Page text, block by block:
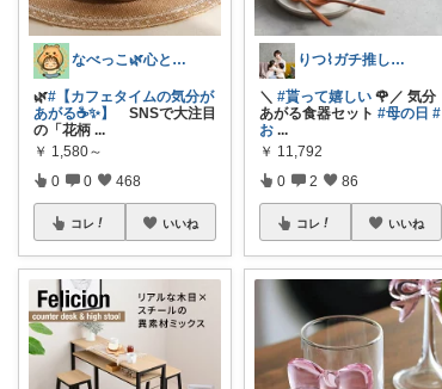
なべっこ🌿心と体を整える暮らし
🌿#【カフェタイムの気分が
あがる☕✨】
SNSで大注目
の「花柄 ...
￥ 1,580～
0 0 468
コレ いいね
りつ⌇ガチ推しグッズ
＼#貰って嬉しい 🌹／ 気分
あがる食器セット#母の日 #
お ...
￥ 11,792
0 2 86
コレ いいね